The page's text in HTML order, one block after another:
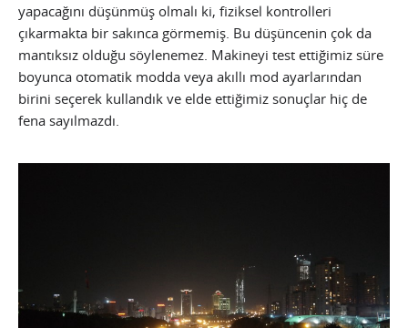
yapacağını düşünmüş olmalı ki, fiziksel kontrolleri
çıkarmakta bir sakınca görmemiş. Bu düşüncenin çok da
mantıksız olduğu söylenemez. Makineyi test ettiğimiz süre
boyunca otomatik modda veya akıllı mod ayarlarından
birini seçerek kullandık ve elde ettiğimiz sonuçlar hiç de
fena sayılmazdı.